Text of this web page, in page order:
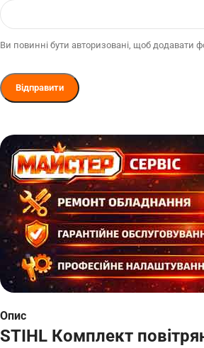
Ви повинні бути авторизовані, щоб додавати
Опис
STIHL Комплект